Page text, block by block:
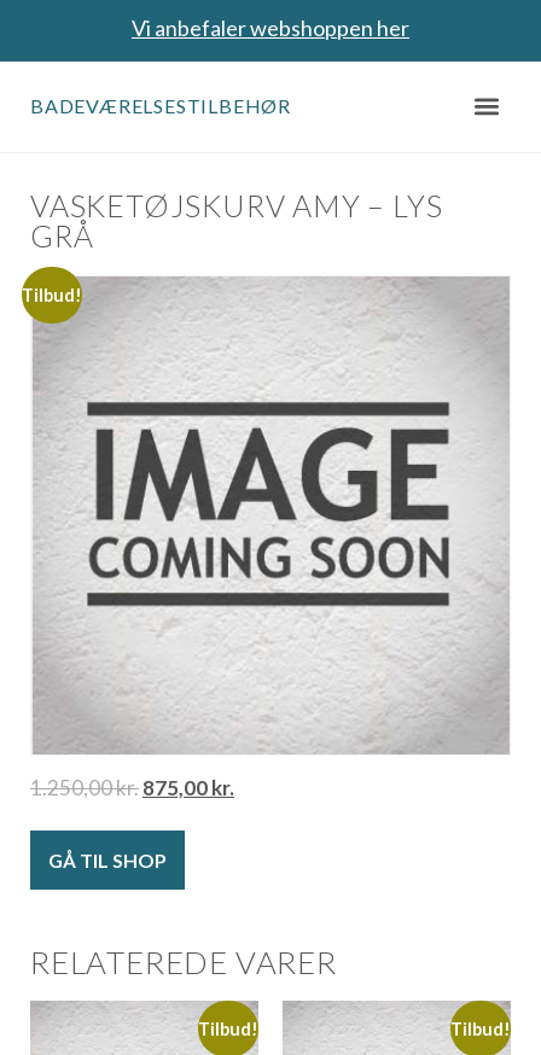
Vi anbefaler webshoppen her
BADEVÆRELSESTILBEHØR
VASKETØJSKURV AMY – LYS
GRÅ
Tilbud!
1.250,00kr.875,00kr.
GÅ TIL SHOP
RELATEREDE VARER
Tilbud! Tilbud!